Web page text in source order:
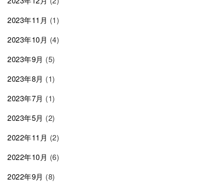
2023年11月 (1)
2023年10月 (4)
2023年9月 (5)
2023年8月 (1)
2023年7月 (1)
2023年5月 (2)
2022年11月 (2)
2022年10月 (6)
2022年9月 (8)